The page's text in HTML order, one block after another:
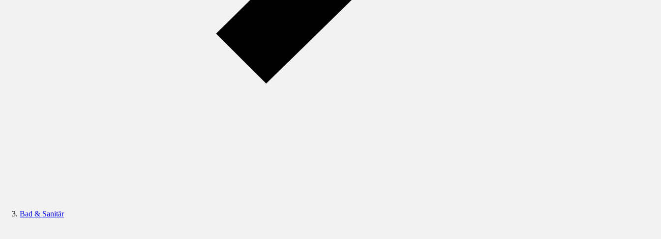
Bad & Sanitär